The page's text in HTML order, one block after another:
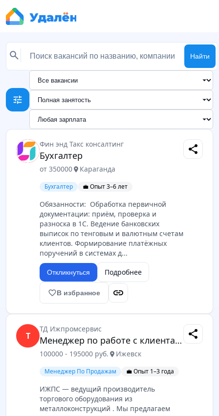
Найти
tune
Фин энд Такс консалтинг
Бухгалтер
от 350000 location_on Караганда
Бухгалтер 💼 Опыт 3–6 лет
Обязанности: ​​​​​​​ Обработка первичной
документации: приём, проверка и
разноска в 1С. Ведение банковских
выписок по тенговым и валютным счетам
клиентов. Формирование платёжных
поручений в системах д...
Откликнуться Подробнее
favorite_borderВ избранное link
share
Т
ТД Ижпромсервис
Менеджер по работе с клиентами b2b
100000 - 195000 руб. location_on Ижевск
Менеджер По Продажам 💼 Опыт 1–3 года
ИЖПС — ведущий производитель
торгового оборудования из
металлоконструкций . Мы предлагаем
share